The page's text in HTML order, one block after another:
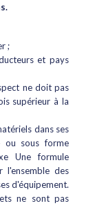
;
et pays
ne doit pas
supérieur à la
dans ses
ou sous forme
Une formule
l'ensemble des
d'équipement.
ne sont pas